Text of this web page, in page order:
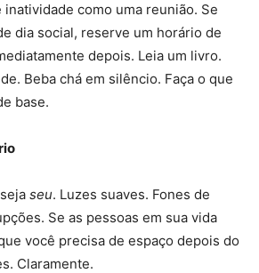
como uma reunião. Se
dia social, reserve um horário de
depois. Leia um livro.
Beba chá em silêncio. Faça o que
base.
seu. Luzes suaves. Fones de
Se as pessoas em sua vida
você precisa de espaço depois do
Claramente.